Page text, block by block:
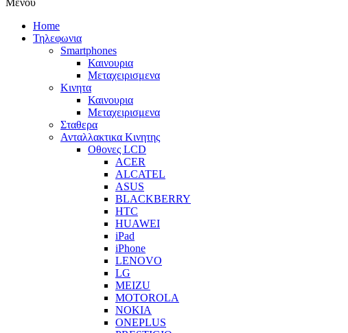
Μενού
Home
Τηλεφωνια
Smartphones
Καινουρια
Μεταχειρισμενα
Κινητα
Καινουρια
Μεταχειρισμενα
Σταθερα
Ανταλλακτικα Κινητης
Οθονες LCD
ACER
ALCATEL
ASUS
BLACKBERRY
HTC
HUAWEI
iPad
iPhone
LENOVO
LG
MEIZU
MOTOROLA
NOKIA
ONEPLUS